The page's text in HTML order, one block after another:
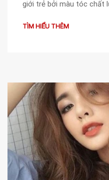
giới trẻ bởi màu tóc chất
TÌM HIỂU THÊM